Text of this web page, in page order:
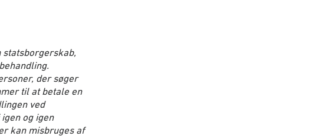
der søger
til at betale en
ved
og igen
kan misbruges af